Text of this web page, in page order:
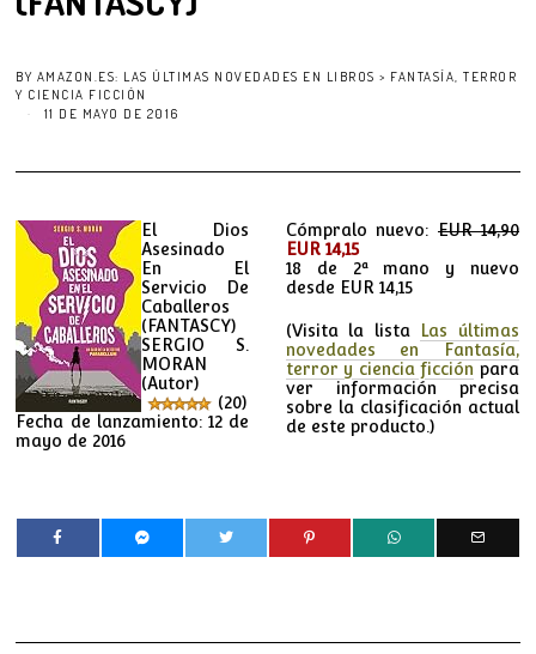
BY AMAZON.ES: LAS ÚLTIMAS NOVEDADES EN LIBROS > FANTASÍA, TERROR
Y CIENCIA FICCIÓN
11 DE MAYO DE 2016
El Dios
Asesinado
En El
Servicio De
Caballeros
(FANTASCY)
SERGIO S.
MORAN
(Autor)
(20)
Fecha de lanzamiento: 12 de
mayo de 2016
Cómpralo nuevo: EUR 14,90
EUR 14,15
18 de 2ª mano y nuevo
desde EUR 14,15
(Visita la lista
Las últimas
novedades en Fantasía,
terror y ciencia ficción para
ver información precisa
sobre la clasificación actual
de este producto.)